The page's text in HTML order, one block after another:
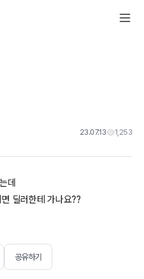
23.07.13 1,253
데
딜러한테 가나요??
공유하기